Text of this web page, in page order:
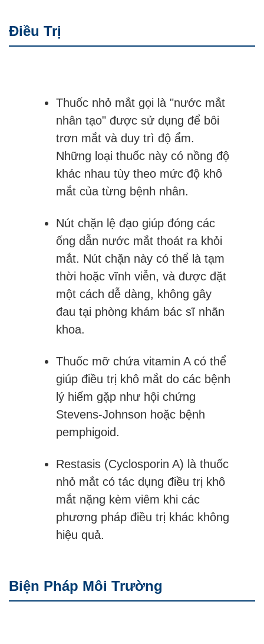
Điều Trị
Thuốc nhỏ mắt gọi là "nước mắt
nhân tạo" được sử dụng để bôi
trơn mắt và duy trì độ ẩm.
Những loại thuốc này có nồng độ
khác nhau tùy theo mức độ khô
mắt của từng bệnh nhân.
Nút chặn lệ đạo giúp đóng các
ống dẫn nước mắt thoát ra khỏi
mắt. Nút chặn này có thể là tạm
thời hoặc vĩnh viễn, và được đặt
một cách dễ dàng, không gây
đau tại phòng khám bác sĩ nhãn
khoa.
Thuốc mỡ chứa vitamin A có thể
giúp điều trị khô mắt do các bệnh
lý hiếm gặp như hội chứng
Stevens-Johnson hoặc bệnh
pemphigoid.
Restasis (Cyclosporin A) là thuốc
nhỏ mắt có tác dụng điều trị khô
mắt nặng kèm viêm khi các
phương pháp điều trị khác không
hiệu quả.
Biện Pháp Môi Trường